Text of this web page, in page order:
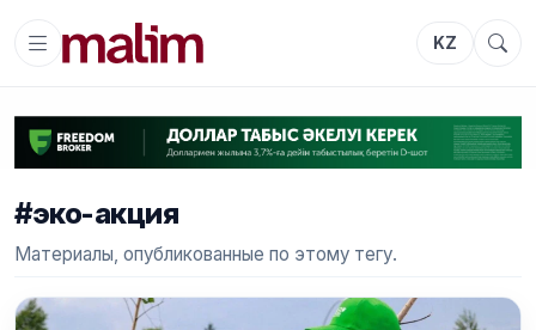
KZ
#эко-акция
Материалы, опубликованные по этому тегу.